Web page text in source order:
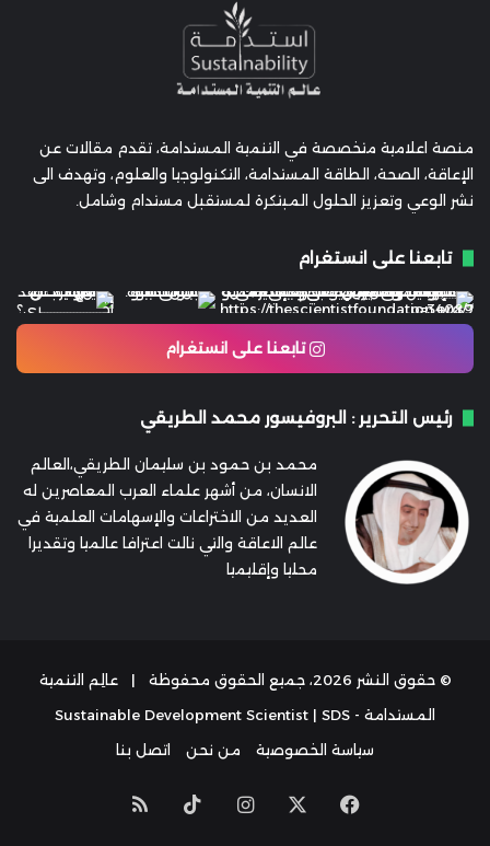
منصة اعلامية متخصصة في التنمية المستدامة، تقدم مقالات عن
الإعاقة، الصحة، الطاقة المستدامة، التكنولوجيا والعلوم، وتهدف الى
نشر الوعي وتعزيز الحلول المبتكرة لمستقبل مستدام وشامل.
تابعنا على انستغرام
تابعنا على انستغرام
رئيس التحرير : البروفيسور محمد الطريقي
محمد بن حمود بن سليمان الطريقي،العالم
الانسان، من أشهر علماء العرب المعاصرين له
العديد من الاختراعات والإسهامات العلمية في
عالم الاعاقة والتي نالت اعترافا عالميا وتقديرا
محليا وإقليميا
© حقوق النشر 2026، جميع الحقوق محفوظة |
عالِم التنمية
المستدامة - Sustainable Development Scientist | SDS
سياسة الخصوصية
من نحن اتصل بنا
فيسبوك انستقرام‫TikTokملخص